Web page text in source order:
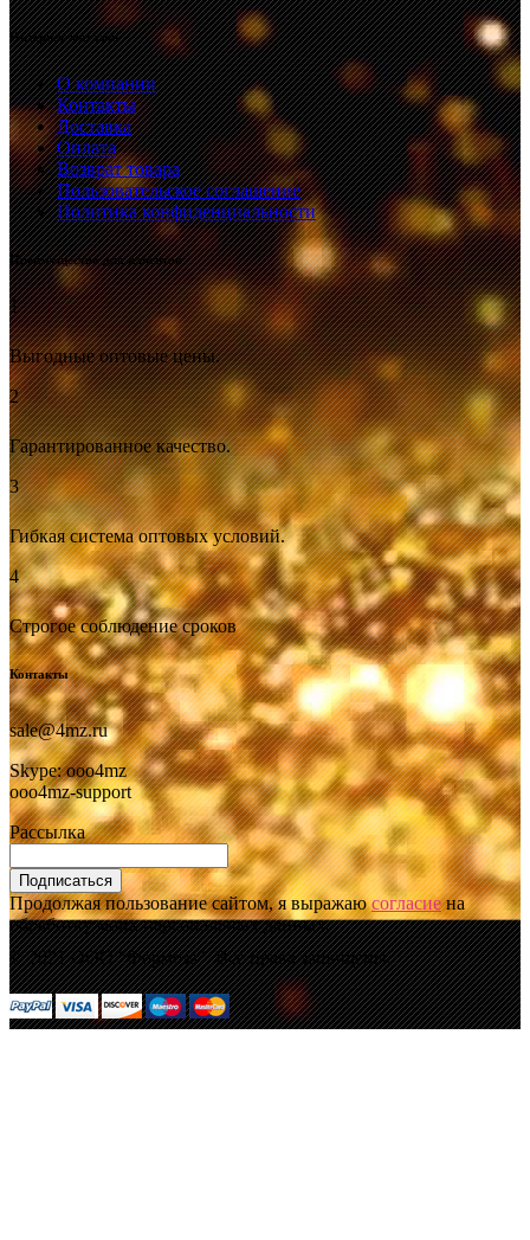
Интернет-магазин
О компании
Контакты
Доставка
Оплата
Возврат товара
Пользовательское соглашение
Политика конфиденциальности
Преимущества для клиентов
1
Выгодные оптовые цены.
2
Гарантированное качество.
3
Гибкая система оптовых условий.
4
Строгое соблюдение сроков
Контакты
sale@4mz.ru
Skype: ooo4mz
ooo4mz-support
Рассылка
Подписаться
Продолжая пользование сайтом, я выражаюсогласиена
обработку моих персональных данных.
© 2021 ООО "Формоза". Все права защищены.